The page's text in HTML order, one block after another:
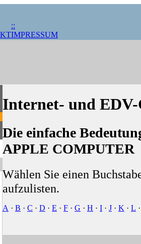
::
IMPRESSUM
Internet- und EDV-
Die einfache
APPLE COMPUTER
Wählen Sie einen
aufzulisten.
A · B · C · D · E · F · G · H · I · J · K · L